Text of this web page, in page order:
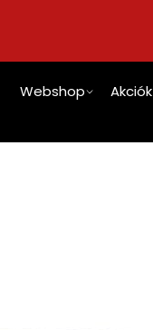
Webshop Akciók